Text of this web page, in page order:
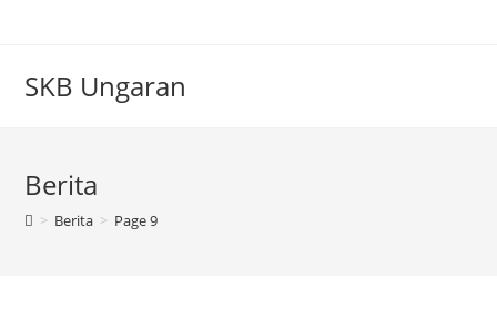
SKB Ungaran
Berita
> Berita > Page 9